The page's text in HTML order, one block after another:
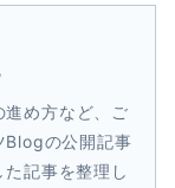
め方など、ご
Blogの公開記事
記事を整理し